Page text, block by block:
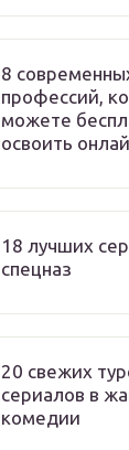
8
профессий,
можете
освоить
18 лучших
спецназ
20 свежих
сериалов в
комедии